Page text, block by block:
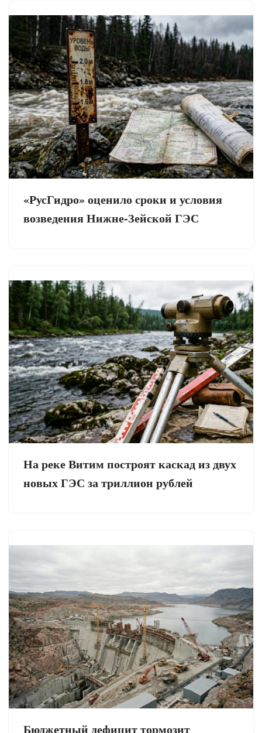
«РусГидро» оценило сроки и условия
возведения Нижне-Зейской ГЭС
На реке Витим построят каскад из двух
новых ГЭС за триллион рублей
Бюджетный дефицит тормозит